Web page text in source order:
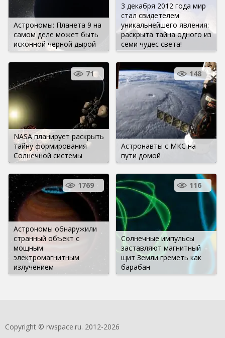
Астрономы: Планета 9 на
самом деле может быть
исконной черной дырой
3 декабря 2012 года мир
стал свидетелем
уникальнейшего явления:
раскрыта тайна одного из
семи чудес света!
NASA планирует раскрыть
тайну формирования
Солнечной системы
71
Астронавты с МКС на
пути домой
148
Астрономы обнаружили
странный объект с
мощным
электромагнитным
излучением
1769
Солнечные импульсы
заставляют магнитный
щит Земли греметь как
барабан
116
Copyright © rwspace.ru. 2012-2026